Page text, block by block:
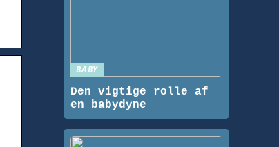
BABY
Den vigtige rolle af
en babydyne